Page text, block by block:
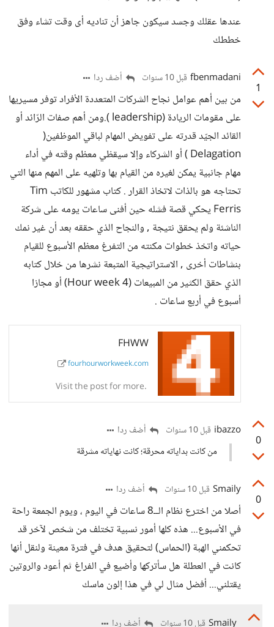
عندها عقلك وجسد سيكون جاهز أن تناديه أى وقت تشاء وفق
خططك
1
fbenmadani قبل 10 سنوات أضف ردا
من بين أهم عوامل نجاح الشركات المتعددة الأفراد توفر مسيريها
على مقومات الريادة (leadership ).ومن أهم صفات الرّائد أو
القائد الجيّد قدرته على تفويض المهام لباقي الموظفين(
Delagation ) أو الشركاء وإلا سيقظي معظم وقته في أداء
مهام جانبية يمكن لغيره من القيام بها وتلهيه على المهم منها التي
تحتاجه هو بالذات لاتخاذ القرار . كتاب مشهور للكاتب Tim
Ferris يحكي قصة فشله حين أفنى ساعات يومه على شركة
الناشئة ولم يحقق نتيجة , والنجاح الذي حققه بعد أن غير نمك
حياته واتخذ خطوات مكنته من التفرغ معظم الأسبوع للقيام
بنشاطات أخرى , الاستراتيجية المتبعة نشرها من خلال كتابه
الذي حقق الكثير من المبيعات (4 Hour week) أو مجازا
أسبوع في أربع ساعات .
FHWW
fourhourworkweek.com
Visit the post for more.
0
ibazzo قبل 10 سنوات
أضف ردا
من كانت بداياته محرقة؛ كانت نهاياته مشرقة
0
Smaily قبل 10 سنوات أضف ردا
أصلا من اخترع نظام الــ8 ساعات في اليوم ، ويوم الجمعة راحة
في الأسبوع... هذه كلها أمور نسبية تختلف من شخص لآخر قد
تحكمني الهبة (الحماس) لتحقيق هدف في فترة معينة ولنقل أنها
كانت في العطلة هل سأتركها وأضيع في الفراغ ثم أعود والروتين
يقتلني... أفضل مثال لي في هذا إلون ماسك
قبل 10 سنوات